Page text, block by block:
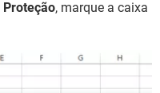
Proteção, marque a caixa